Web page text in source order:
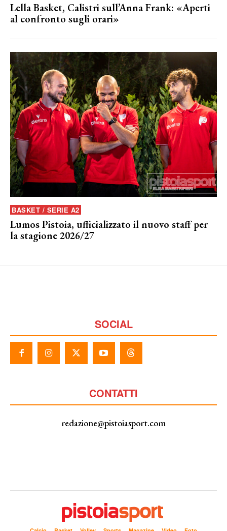
Lella Basket, Calistri sull’Anna Frank: «Aperti
al confronto sugli orari»
BASKET / SERIE A2
Lumos Pistoia, ufficializzato il nuovo staff per
la stagione 2026/27
SOCIAL
CONTATTI
redazione@pistoiasport.com